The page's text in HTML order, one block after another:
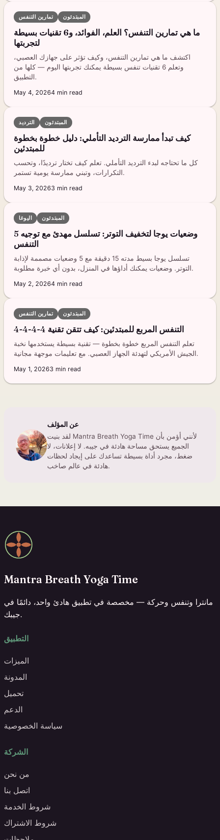
تمارين التنفس المبتدئون
ما هي تمارين التنفس؟ العلم، الفوائد، و6 تقنيات بسيطة
لتجربتها
اكتشف ما هي تمارين التنفس، وكيف تؤثر على جهازك العصبي،
وتعلم 6 تقنيات تنفس بسيطة يمكنك تجربتها اليوم — كلها من
التطبيق.
May 4, 20264 min read
الترديد المبتدئون
كيف تبدأ ممارسة الترديد التأملي: دليل خطوة بخطوة
للمبتدئين
كل ما تحتاجه لبدء الترديد التأملي. تعلم كيف تختار ترديدًا، وتحسب
التكرارات، وتبني ممارسة يومية تستمر.
May 3, 20263 min read
اليوغا المبتدئون
5 وضعيات يوجا لتخفيف التوتر: تسلسل مهدئ مع توجيه
التنفس
تسلسل يوجا بسيط مدته 15 دقيقة مع 5 وضعيات مصممة لإذابة
التوتر. وضعيات يمكنك أداؤها في المنزل، بدون أي خبرة مطلوبة.
May 2, 20264 min read
تمارين التنفس المبتدئون
التنفس المربع للمبتدئين: كيف تتقن تقنية 4-4-4-4
تعلم التنفس المربع خطوة بخطوة — تقنية بسيطة يستخدمها نخبة
الجيش الأمريكي لتهدئة الجهاز العصبي. مع تعليمات موجهة مجانية.
May 1, 20263 min read
عن المؤلف
لقد بنيت Mantra Breath Yoga Time لأنني أؤمن بأن
الجميع يستحق مساحة هادئة في جيبه. لا إعلانات، لا
ضغط، مجرد أداة بسيطة تساعدك على إيجاد لحظات
هادئة في عالم صاخب.
Mantra Breath Yoga Time
مانترا وتنفس وحركة — مخصصة في تطبيق هادئ واحد، دائمًا في
جيبك.
التطبيق
الميزات
المدونة
تحميل
الدعم
سياسة الخصوصية
الشركة
من نحن
اتصل بنا
شروط الخدمة
شروط الاشتراك